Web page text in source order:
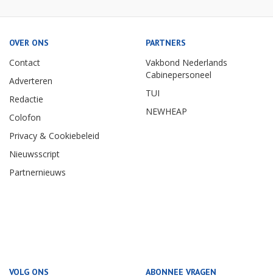
OVER ONS
Contact
Adverteren
Redactie
Colofon
Privacy & Cookiebeleid
Nieuwsscript
Partnernieuws
PARTNERS
Vakbond Nederlands
Cabinepersoneel
TUI
NEWHEAP
VOLG ONS ABONNEE VRAGEN